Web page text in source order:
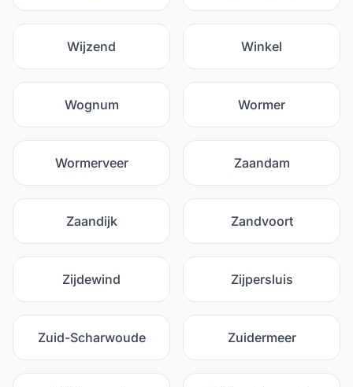
Wijzend Winkel
Wognum Wormer
Wormerveer Zaandam
Zaandijk Zandvoort
Zijdewind Zijpersluis
Zuid-Scharwoude Zuidermeer